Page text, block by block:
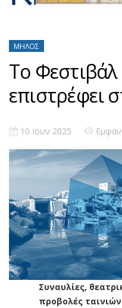
ΜΉΛΟΣ
Το
επιστρέφει
10 Ιουν 2025
Συναυλίες,
προβολές